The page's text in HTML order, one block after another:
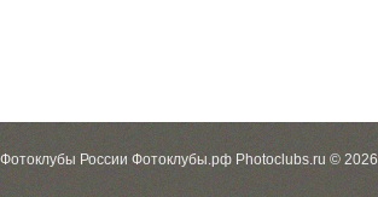
Фотоклубы России Фотоклубы.рф Photoclubs.ru © 2026